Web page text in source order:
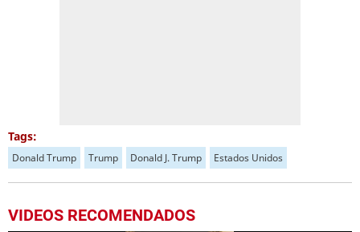
Tags:
Donald Trump Trump Donald J. Trump Estados Unidos
VIDEOS RECOMENDADOS